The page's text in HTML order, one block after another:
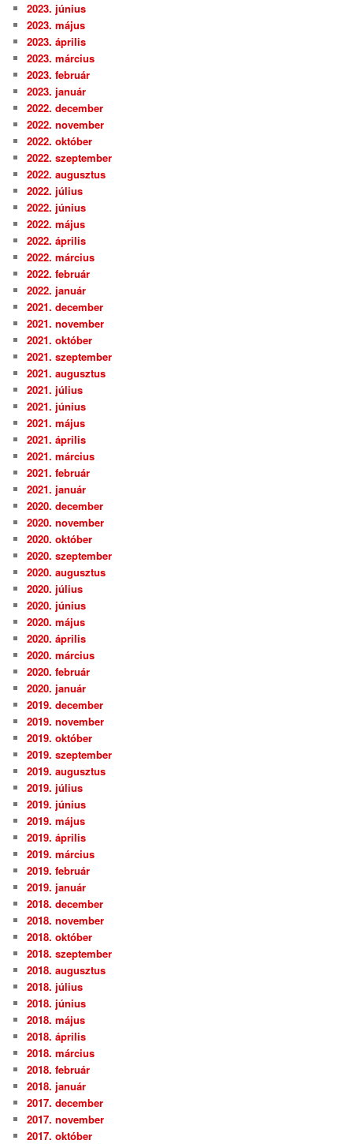
2023. június
2023. május
2023. április
2023. március
2023. február
2023. január
2022. december
2022. november
2022. október
2022. szeptember
2022. augusztus
2022. július
2022. június
2022. május
2022. április
2022. március
2022. február
2022. január
2021. december
2021. november
2021. október
2021. szeptember
2021. augusztus
2021. július
2021. június
2021. május
2021. április
2021. március
2021. február
2021. január
2020. december
2020. november
2020. október
2020. szeptember
2020. augusztus
2020. július
2020. június
2020. május
2020. április
2020. március
2020. február
2020. január
2019. december
2019. november
2019. október
2019. szeptember
2019. augusztus
2019. július
2019. június
2019. május
2019. április
2019. március
2019. február
2019. január
2018. december
2018. november
2018. október
2018. szeptember
2018. augusztus
2018. július
2018. június
2018. május
2018. április
2018. március
2018. február
2018. január
2017. december
2017. november
2017. október